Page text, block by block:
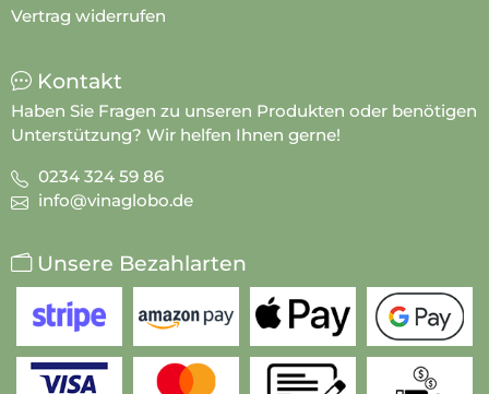
Vertrag widerrufen
Kontakt
Haben Sie Fragen zu unseren Produkten oder benötigen
Unterstützung? Wir helfen Ihnen gerne!
0234 324 59 86
info@vinaglobo.de
Unsere Bezahlarten